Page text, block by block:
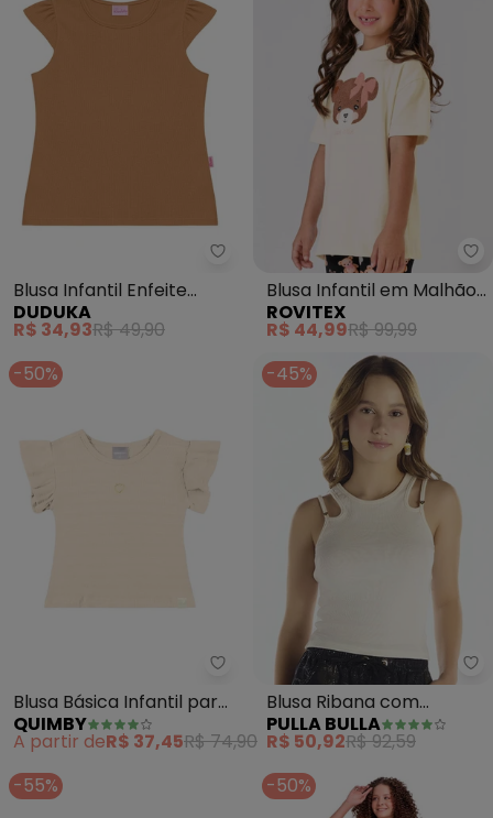
Blusa Infantil Enfeite
Lateral (Bege)
DUDUKA
R$ 34,93R$ 49,90
Blusa Infantil em Malhão
Estampado (Bege)
ROVITEX
R$ 44,99R$ 99,99
-50%
Quimby - Blusa Básica Infantil
Blusa Básica Infantil para
Menina (Bege)
QUIMBY
A partir deR$ 37,45R$ 74,90
-45%
Blusa Ribana com
Elastano Leve (Bege)
PULLA BULLA
R$ 50,92R$ 92,59
-55%
-50%